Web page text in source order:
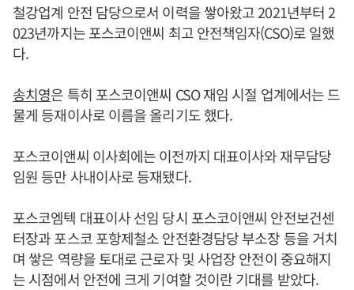
철강업계 안전 담당으로서 이력을 쌓아왔고 2021년부터 2
023년까지는 포스코이앤씨 최고 안전책임자(CSO)로 일했
다.
송치영은 특히 포스코이앤씨 CSO 재임 시절 업계에서는 드
물게 등재이사로 이름을 올리기도 했다.
포스코이앤씨 이사회에는 이전까지 대표이사와 재무담당
임원 등만 사내이사로 등재됐다.
포스코엠텍 대표이사 선임 당시 포스코이앤씨 안전보건센
터장과 포스코 포항제철소 안전환경담당 부소장 등을 거치
며 쌓은 역량을 토대로 근로자 및 사업장 안전이 중요해지
는 시점에서 안전에 크게 기여할 것이란 기대를 받았다.